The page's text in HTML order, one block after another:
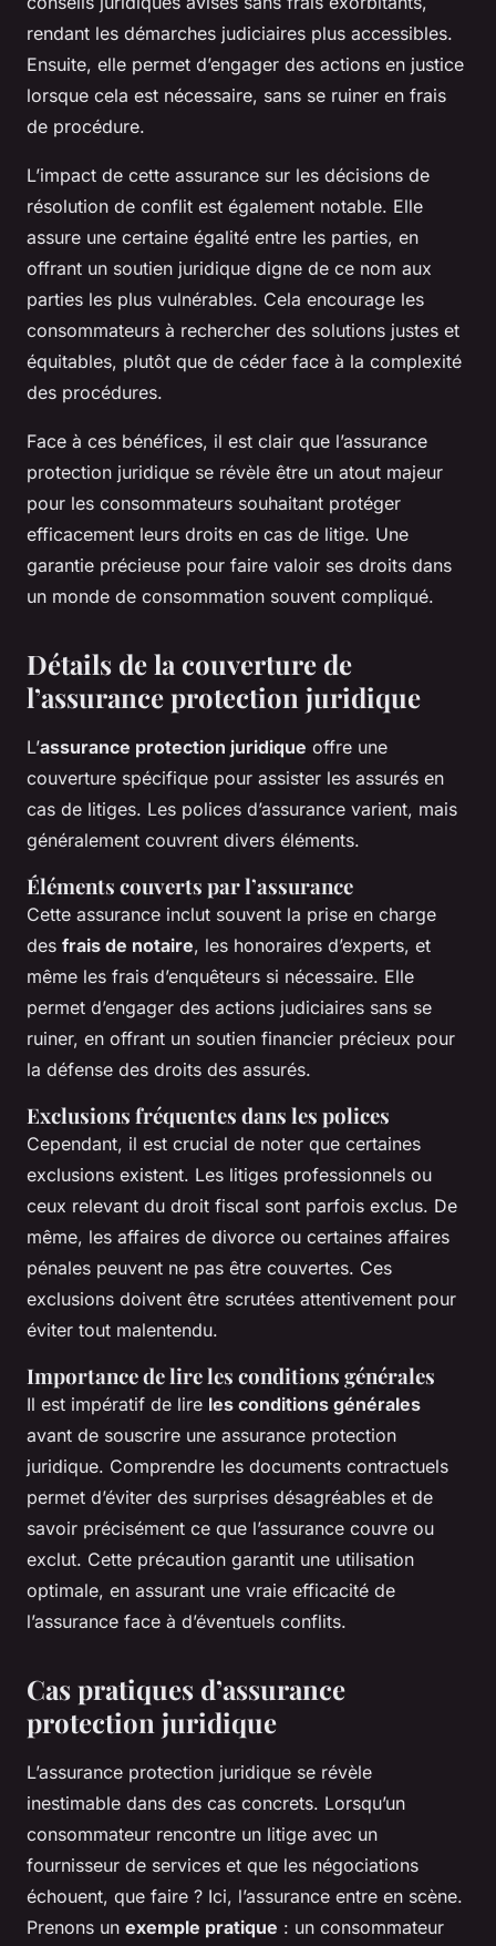
rendant les démarches judiciaires plus accessibles.
Ensuite, elle permet d’engager des actions en justice
lorsque cela est nécessaire, sans se ruiner en frais
de procédure.
L’impact de cette assurance sur les décisions de
résolution de conflit est également notable. Elle
assure une certaine égalité entre les parties, en
offrant un soutien juridique digne de ce nom aux
parties les plus vulnérables. Cela encourage les
consommateurs à rechercher des solutions justes et
équitables, plutôt que de céder face à la complexité
des procédures.
Face à ces bénéfices, il est clair que l’assurance
protection juridique se révèle être un atout majeur
pour les consommateurs souhaitant protéger
efficacement leurs droits en cas de litige. Une
garantie précieuse pour faire valoir ses droits dans
un monde de consommation souvent compliqué.
Détails de la couverture de
l’assurance protection juridique
L’assurance protection juridique offre une
couverture spécifique pour assister les assurés en
cas de litiges. Les polices d’assurance varient, mais
généralement couvrent divers éléments.
Éléments couverts par l’assurance
Cette assurance inclut souvent la prise en charge
des frais de notaire, les honoraires d’experts, et
même les frais d’enquêteurs si nécessaire. Elle
permet d’engager des actions judiciaires sans se
ruiner, en offrant un soutien financier précieux pour
la défense des droits des assurés.
Exclusions fréquentes dans les polices
Cependant, il est crucial de noter que certaines
exclusions existent. Les litiges professionnels ou
ceux relevant du droit fiscal sont parfois exclus. De
même, les affaires de divorce ou certaines affaires
pénales peuvent ne pas être couvertes. Ces
exclusions doivent être scrutées attentivement pour
éviter tout malentendu.
Importance de lire les conditions générales
Il est impératif de lire les conditions générales
avant de souscrire une assurance protection
juridique. Comprendre les documents contractuels
permet d’éviter des surprises désagréables et de
savoir précisément ce que l’assurance couvre ou
exclut. Cette précaution garantit une utilisation
optimale, en assurant une vraie efficacité de
l’assurance face à d’éventuels conflits.
Cas pratiques d’assurance
protection juridique
L’assurance protection juridique se révèle
inestimable dans des cas concrets. Lorsqu’un
consommateur rencontre un litige avec un
fournisseur de services et que les négociations
échouent, que faire ? Ici, l’assurance entre en scène.
Prenons un exemple pratique : un consommateur